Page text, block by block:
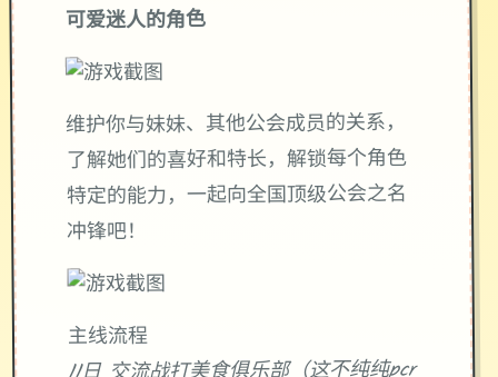
可爱迷人的角色
维护你与妹妹、其他公会成员的关系，
了解她们的喜好和特长，解锁每个角色
特定的能力，一起向全国顶级公会之名
冲锋吧！
主线流程